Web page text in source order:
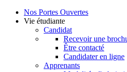
Nos Portes Ouvertes
Vie étudiante
Candidat
Recevoir une
Être contacté
Candidater en ligne
Apprenants